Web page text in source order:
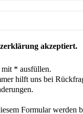
akzeptiert.
* ausfüllen.
hilft uns bei
Formular werden